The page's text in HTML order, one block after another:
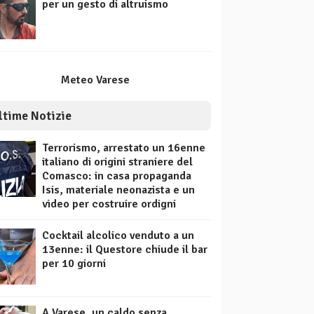
per un gesto di altruismo
Meteo Varese
Notizie
Terrorismo, arrestato un 16enne
italiano di origini straniere del
Comasco: in casa propaganda
Isis, materiale neonazista e un
video per costruire ordigni
Cocktail alcolico venduto a un
13enne: il Questore chiude il bar
per 10 giorni